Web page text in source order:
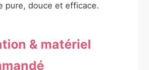
pure, douce et efficace.
& matériel